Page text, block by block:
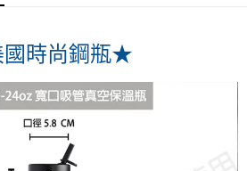
時尚鋼瓶★